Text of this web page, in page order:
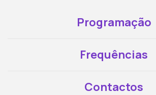
Programação
Frequências
Contactos